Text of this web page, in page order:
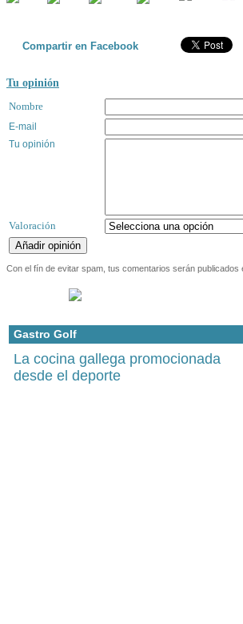
Compartir en Facebook
Tu opinión
Nombre
E-mail
Tu opinión
Valoración
Con el fín de evitar spam, tus comentarios serán publicados
Gastro Golf
La cocina gallega promocionada
desde el deporte